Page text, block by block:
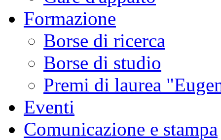
Formazione
Borse di ricerca
Borse di studio
Premi di laurea
Eventi
Comunicazione e stampa